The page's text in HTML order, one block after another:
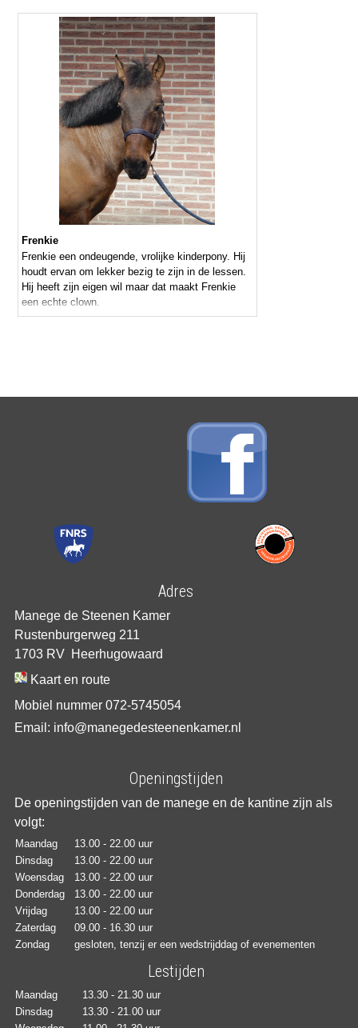
Frenkie
Frenkie een ondeugende, vrolijke kinderpony. Hij
houdt ervan om lekker bezig te zijn in de lessen.
Hij heeft zijn eigen wil maar dat maakt Frenkie
een echte clown.
Adres
Manege de Steenen Kamer
Rustenburgerweg 211
1703 RV Heerhugowaard
Kaart en route
Mobiel nummer 072-5745054
Email: info@manegedesteenenkamer.nl
Openingstijden
De openingstijden van de manege en de kantine zijn als
volgt:
Maandag
13.00 - 22.00 uur
Dinsdag
13.00 - 22.00 uur
Woensdag
13.00 - 22.00 uur
Donderdag
13.00 - 22.00 uur
Vrijdag
13.00 - 22.00 uur
Zaterdag
09.00 - 16.30 uur
Zondag
gesloten, tenzij er een wedstrijddag of evenementen
Lestijden
Maandag
13.30 - 21.30 uur
Dinsdag
13.30 - 21.00 uur